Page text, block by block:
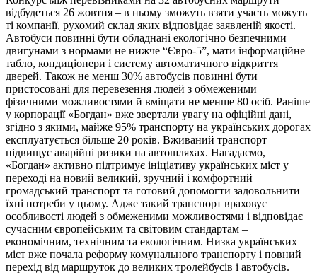
відбудеться 26 жовтня – в ньому зможуть взяти участь можуть
ті компанії, рухомий склад яких відповідає заявленій якості.
Автобуси повинні бути обладнані екологічно безпечними
двигунами з нормами не нижче “Євро-5”, мати інформаційне
табло, кондиціонери і систему автоматичного відкриття
дверей. Також не менш 30% автобусів повинні бути
пристосовані для перевезення людей з обмеженими
фізичними можливостями й вміщати не менше 80 осіб. Раніше
у корпорації «Богдан» вже звертали увагу на офіційні дані,
згідно з якими, майже 95% транспорту на українських дорогах
експлуатується більше 20 років. Вживаний транспорт
підвищує аварійні ризики на автошляхах. Нагадаємо,
«Богдан» активно підтримує ініціативу українських міст у
переході на новий великий, зручний і комфортний
громадський транспорт та готовий допомогти задовольнити
їхні потреби у цьому. Адже такий транспорт враховує
особливості людей з обмеженими можливостями і відповідає
сучасним європейським та світовим стандартам –
економічним, технічним та екологічним. Низка українських
міст вже почала реформу комунального транспорту і повний
перехід від маршруток до великих тролейбусів і автобусів.